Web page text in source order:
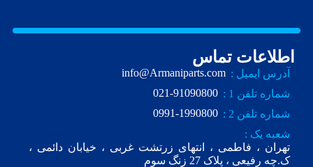
اطلاعات تماس
آدرس ایمیل : info@Armaniparts.com
شماره تلفن 1 :
021-91090800
شماره تلفن 2 :
0991-1990800
شعبه یک :
تهران ، فاطمی ، انتهای زرتشت غربی ، خیابان دائمی ،
ک.چه رفیعی ، پلاک 27 زنگ سوم